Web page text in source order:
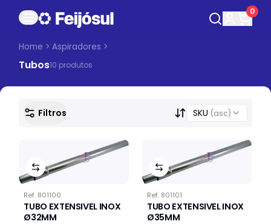
0
Home >Aspiradores >
Tubos10 produtos
Filtros SKU (asc)
Ref. 801100
TUBO EXTENSIVEL INOX
Ø32MM
Ref. 801101
TUBO EXTENSIVEL INOX
Ø35MM